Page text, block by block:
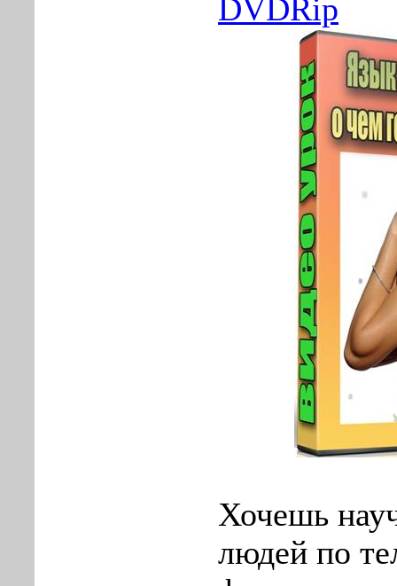
DVDRip
Хочешь
людей по